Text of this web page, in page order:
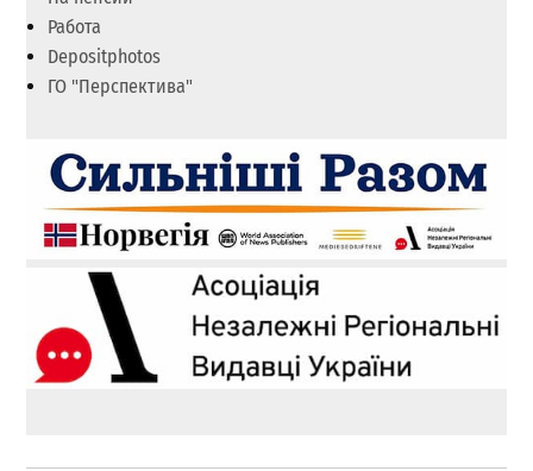
Работа
Depositphotos
ГО "Перспектива"